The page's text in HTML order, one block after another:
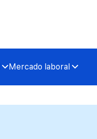
Mercado laboral